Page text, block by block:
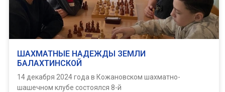
ШАХМАТНЫЕ НАДЕЖДЫ ЗЕМЛИ
БАЛАХТИНСКОЙ
14 декабря 2024 года в Кожановском шахматно-
шашечном клубе состоялся 8-й